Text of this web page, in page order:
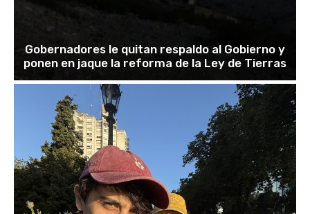
Gobernadores le quitan respaldo al Gobierno y
ponen en jaque la reforma de la Ley de Tierras